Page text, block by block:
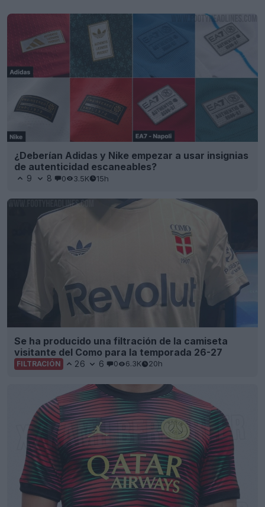
¿Deberían Adidas y Nike empezar a usar insignias
de autenticidad escaneables?
9 8 0 3.5K 15h
Se ha producido una filtración de la camiseta
visitante del Como para la temporada 26-27
FILTRACIÓN 26 6 0 6.3K 20h